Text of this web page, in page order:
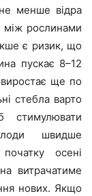
менше відра
між рослинами
є ризик, що
пускає 8–12
виростає ще по
стебла варто
швидше
осені
витрачатиме
нових. Якщо